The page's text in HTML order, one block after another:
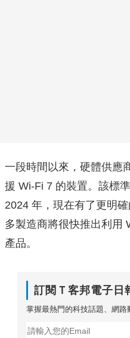
一段時間以來，硬體供應
援 Wi-Fi 7 的裝置。該標
2024 年，現在有了更明
多製造商將很快推出利用
產品。
訂閱Ｔ客邦電子日
掌握最熱門的科技話題、網路